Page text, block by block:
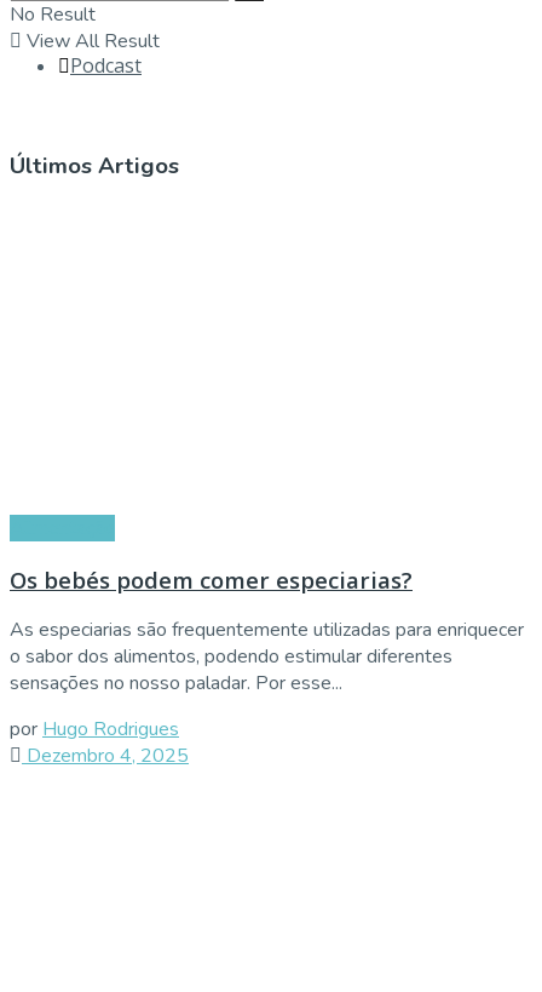
Podcast
No Result
View All Result
Últimos Artigos
Os bebés podem comer especiarias?
As especiarias são frequentemente utilizadas para enriquecer
o sabor dos alimentos, podendo estimular diferentes
sensações no nosso paladar. Por esse...
por Hugo Rodrigues
Dezembro 4, 2025